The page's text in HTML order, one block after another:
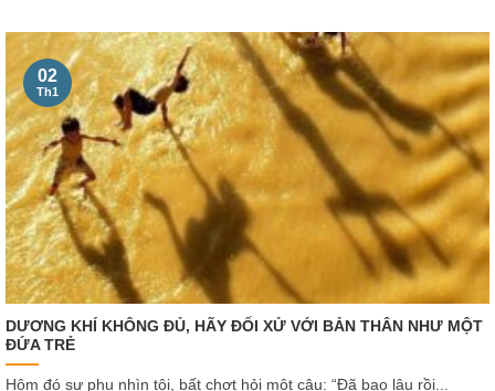
DƯƠNG KHÍ KHÔNG ĐỦ, HÃY ĐỐI XỬ VỚI BẢN THÂN NHƯ MỘT
ĐỨA TRẺ
Hôm đó sư phụ nhìn tôi, bất chợt hỏi một câu: “Đã bao lâu rồi...
02
Th1